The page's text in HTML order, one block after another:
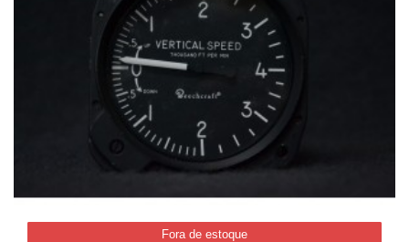
Fora de estoque
Fora de estoque